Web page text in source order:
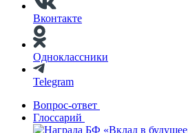
Вконтакте
Одноклассники
Telegram
Вопрос-ответ
Глоссарий